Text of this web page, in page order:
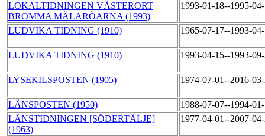
LOKALTIDNINGEN VÄSTERORT
BROMMA MÄLARÖARNA (1993)
1993-01-18--1995-
LUDVIKA TIDNING (1910) 1965-07-17--1993-
LUDVIKA TIDNING (1910) 1993-04-15--1993-
LYSEKILSPOSTEN (1905) 1974-07-01--2016-
LÄNSPOSTEN (1950)
1988-07-07--1994-
LÄNSTIDNINGEN [SÖDERTÄLJE]
(1963)
1977-04-01--2007-